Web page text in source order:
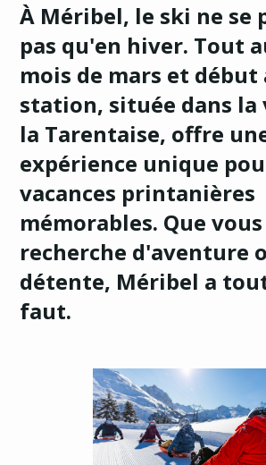
À Méribel, le ski ne se
pas qu'en hiver. Tout
mois de mars et
station, située dans la
la Tarentaise, offre
expérience unique
vacances printanières
mémorables. Que
recherche d'aventure
détente, Méribel a
faut.